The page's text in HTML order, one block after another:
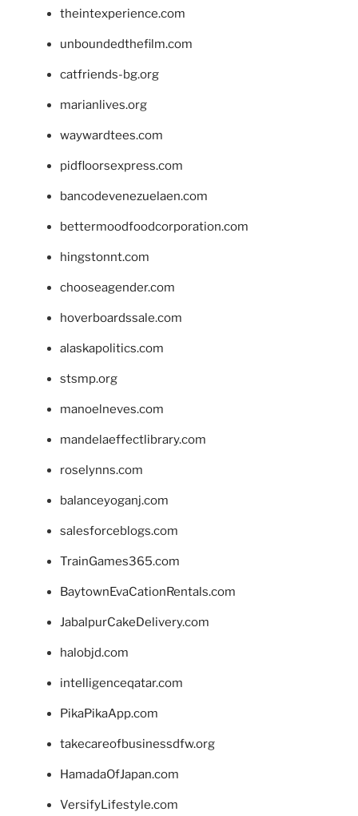
theintexperience.com
unboundedthefilm.com
catfriends-bg.org
marianlives.org
waywardtees.com
pidfloorsexpress.com
bancodevenezuelaen.com
bettermoodfoodcorporation.com
hingstonnt.com
chooseagender.com
hoverboardssale.com
alaskapolitics.com
stsmp.org
manoelneves.com
mandelaeffectlibrary.com
roselynns.com
balanceyoganj.com
salesforceblogs.com
TrainGames365.com
BaytownEvaCationRentals.com
JabalpurCakeDelivery.com
halobjd.com
intelligenceqatar.com
PikaPikaApp.com
takecareofbusinessdfw.org
HamadaOfJapan.com
VersifyLifestyle.com